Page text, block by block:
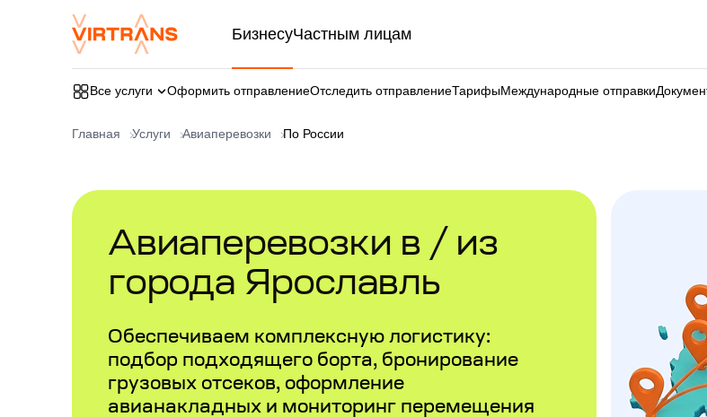
БизнесуЧастным лицам
Все услуги Оформить отправлениеОтследить отправлениеТарифыМеждународные отправки
Главная Услуги Авиаперевозки По России
Авиаперевозки в / из
города Ярославль
Обеспечиваем комплексную логистику:
подбор подходящего борта, бронирование
грузовых отсеков, оформление
авианакладных и мониторинг перемещения